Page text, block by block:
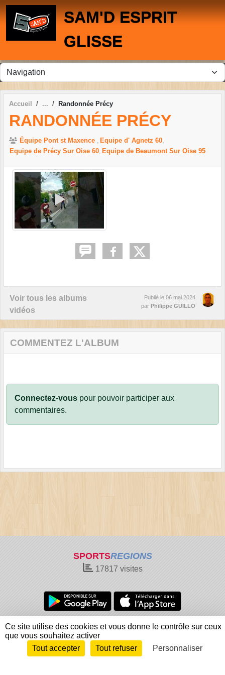
SAM'D ESPRIT
GLISSE
Accueil Randonnée Précy
RANDONNÉE PRÉCY
Équipe Pont st Maxence
Equipe d' Agnetz 60
Equipe de Précy Sur Oise 60 Equipe de Beaumont Sur Oise 95
Voir tous les albums
vidéos
Publié le 06 mai 2024
par Philippe GUILLO
COMMENTEZ L'ALBUM
Connectez-vous pour pouvoir participer aux
commentaires.
SPORTSREGIONS
17817 visites
Charte cookies
Gestion des cookies
Informations légales
Signaler un contenu inapproprié
Envie de participer ?
Connexion
Panneau de gestion des cookies
Ce site utilise des cookies et vous donne le contrôle sur ceux
que vous souhaitez activer
Tout accepter
Tout refuser Personnaliser